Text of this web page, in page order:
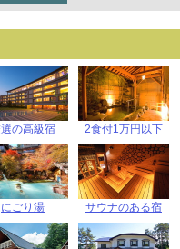
の高級宿 2食付1万円以下
にごり湯 サウナのある宿